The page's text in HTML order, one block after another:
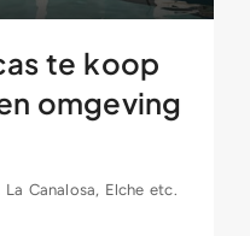
te koop
omgeving
Canalosa, Elche etc.